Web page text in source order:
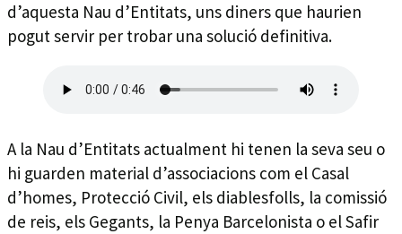
d’aquesta Nau d’Entitats, uns diners que haurien
pogut servir per trobar una solució definitiva.
A la Nau d’Entitats actualment hi tenen la seva seu o
hi guarden material d’associacions com el Casal
d’homes, Protecció Civil, els diablesfolls, la comissió
de reis, els Gegants, la Penya Barcelonista o el Safir